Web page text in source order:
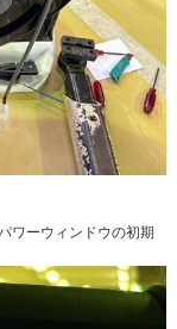
ワーウィンドウの初期